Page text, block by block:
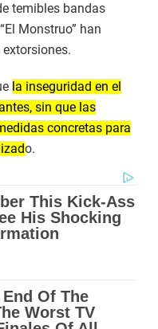
temibles bandas
Monstruo” han
la inseguridad en el
sin que las
concretas para
o.